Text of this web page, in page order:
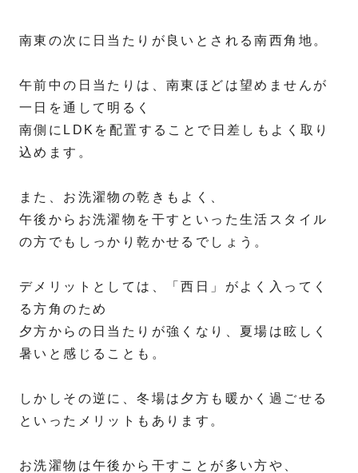
南東の次に日当たりが良いとされる南西角地。
午前中の日当たりは、南東ほどは望めませんが
一日を通して明るく
南側にLDKを配置することで日差しもよく取り
込めます。
また、お洗濯物の乾きもよく、
午後からお洗濯物を干すといった生活スタイル
の方でもしっかり乾かせるでしょう。
デメリットとしては、「西日」がよく入ってく
る方角のため
夕方からの日当たりが強くなり、夏場は眩しく
暑いと感じることも。
しかしその逆に、冬場は夕方も暖かく過ごせる
といったメリットもあります。
お洗濯物は午後から干すことが多い方や、